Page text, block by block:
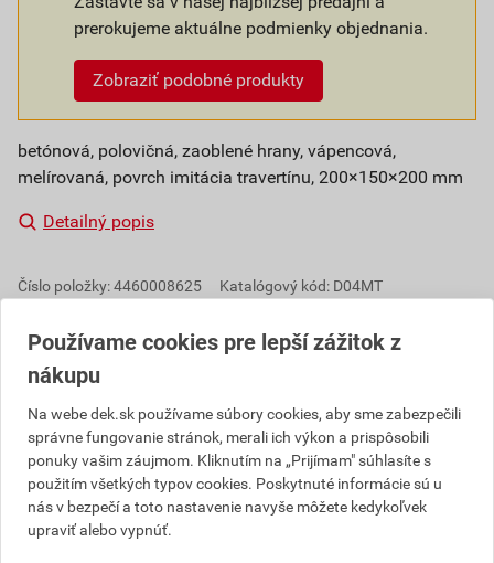
prerokujeme aktuálne podmienky objednania.
Zobraziť podobné produkty
betónová, polovičná, zaoblené hrany, vápencová,
melírovaná, povrch imitácia travertínu, 200×150×200 mm
Detailný popis
Číslo položky:4460008625
Katalógový kód: D04MT
Popis
Bellamonte produkty sú špecifické rôznou výškou
jednotlivých prvkov, elegantným podlhovastým
formátom a sviežim povrchom, ktorý pripomína
vzhľad prírodného kameňa. Rôzne formáty
Používame cookies pre lepší zážitok z
nákupu
Na webe dek.sk používame súbory cookies, aby sme zabezpečili
správne fungovanie stránok, merali ich výkon a prispôsobili
ponuky vašim záujmom. Kliknutím na „Prijímam" súhlasíte s
použitím všetkých typov cookies. Poskytnuté informácie sú u
nás v bezpečí a toto nastavenie navyše môžete kedykoľvek
upraviť alebo vypnúť.